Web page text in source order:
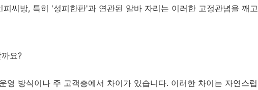
씨방, 특히 '성피한판'과 연관된 알바 자리는 이러한 고정관념을 깨
요?
영 방식이나 주 고객층에서 차이가 있습니다. 이러한 차이는 자연스